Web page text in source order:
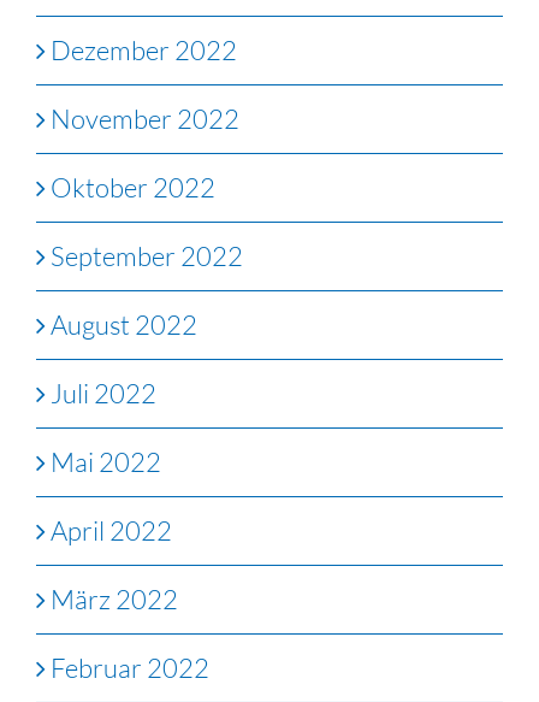
Dezember 2022
November 2022
Oktober 2022
September 2022
August 2022
Juli 2022
Mai 2022
April 2022
März 2022
Februar 2022